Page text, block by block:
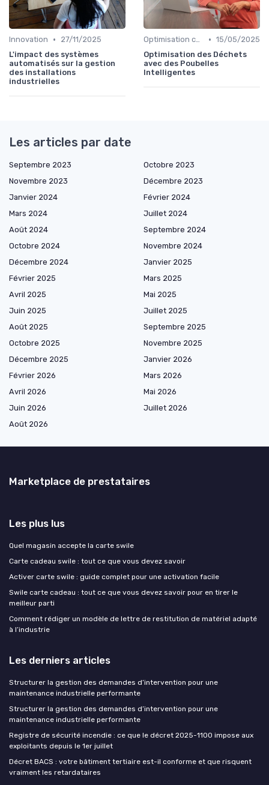
Innovation •
27/11/2025
L'impact des systèmes
automatisés sur la gestion
des installations
industrielles
Optimisation coûts • 15/05/2025
Optimisation des Déchets
avec des Poubelles
Intelligentes
Les articles par date
Septembre 2023
Octobre 2023
Novembre 2023
Décembre 2023
Janvier 2024
Février 2024
Mars 2024
Juillet 2024
Août 2024
Septembre 2024
Octobre 2024
Novembre 2024
Décembre 2024
Janvier 2025
Février 2025
Mars 2025
Avril 2025
Mai 2025
Juin 2025
Juillet 2025
Août 2025
Septembre 2025
Octobre 2025
Novembre 2025
Décembre 2025
Janvier 2026
Février 2026
Mars 2026
Avril 2026
Mai 2026
Juin 2026
Juillet 2026
Août 2026
Marketplace de prestataires
Les plus lus
Quel magasin accepte la carte swile
Carte cadeau swile : tout ce que vous devez savoir
Activer carte swile : guide complet pour une activation facile
Swile carte cadeau : tout ce que vous devez savoir pour en tirer le
meilleur parti
Comment rédiger un modèle de lettre de restitution de matériel adapté
à l’industrie
Les derniers articles
Structurer la gestion des demandes d’intervention pour une
maintenance industrielle performante
Structurer la gestion des demandes d’intervention pour une
maintenance industrielle performante
Registre de sécurité incendie : ce que le décret 2025-1100 impose aux
exploitants depuis le 1er juillet
Décret BACS : votre bâtiment tertiaire est-il conforme et que risquent
vraiment les retardataires